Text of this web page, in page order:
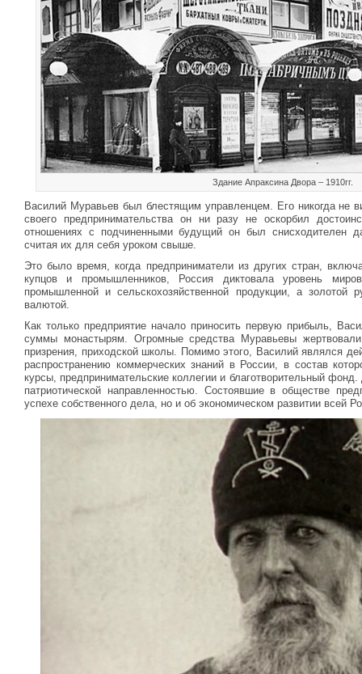
Здание Апраксина Двора – 1910гг.
Василий Муравьев был блестящим управленцем. Его никогда не
своего предпринимательства он ни разу не оскорбил
отношениях с подчиненными будущий он был снисходителен
считая их для себя уроком свыше.
Это было время, когда предприниматели из других стран,
купцов и промышленников, Россия диктовала уровень
промышленной и сельскохозяйственной продукции, а
валютой.
Как только предприятие начало приносить первую прибыль,
суммы монастырям. Огромные средства Муравьевы
призрения, приходской школы. Помимо этого, Василий являлся
распространению коммерческих знаний в России, в состав
курсы, предпринимательские коллегии и благотворительный
патриотической направленностью. Состоявшие в обществе
успехе собственного дела, но и об экономическом развитии всей